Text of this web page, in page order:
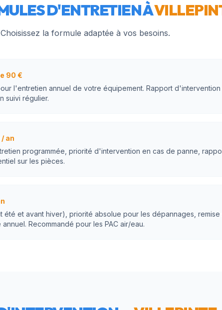
D'ENTRETIEN À
Choisissez la formule adaptée à vos besoins.
90 €
l'entretien annuel de votre équipement. Rapport d'intervention
suivi régulier.
an
programmée, priorité d'intervention en cas de panne,
sur les pièces.
été et avant hiver), priorité absolue pour les dépannages, remise
Recommandé pour les PAC air/eau.